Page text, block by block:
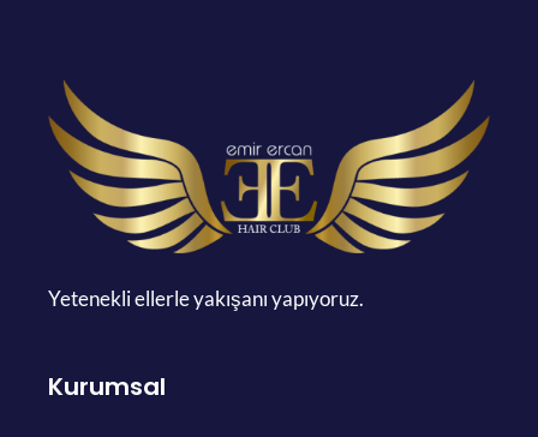
Yetenekli ellerle yakışanı yapıyoruz.
Kurumsal